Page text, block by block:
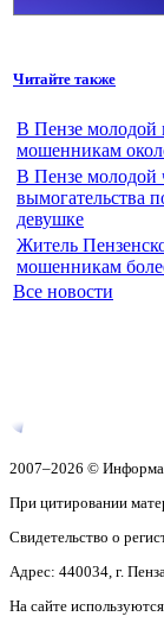
Читайте также
В Пензе молодой
мошенникам
В Пензе молодой
вымогательства
девушке
Житель
мошенникам
Все новости
2007–2026 ©
При цитировании
Свидетельство о
Адрес: 440034, г.
На сайте